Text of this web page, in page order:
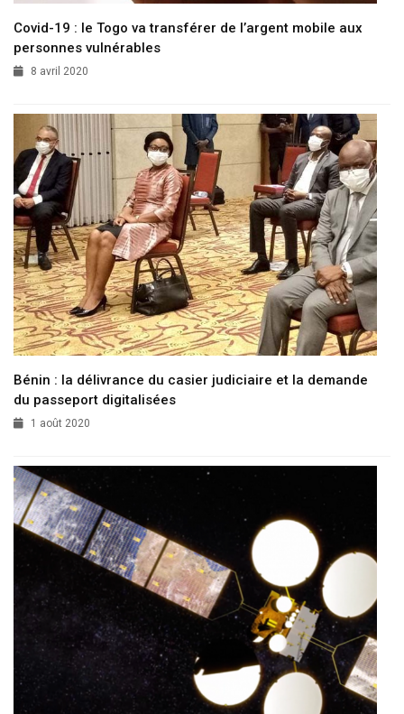
Covid-19 : le Togo va transférer de l’argent mobile aux
personnes vulnérables
8 avril 2020
Bénin : la délivrance du casier judiciaire et la demande
du passeport digitalisées
1 août 2020